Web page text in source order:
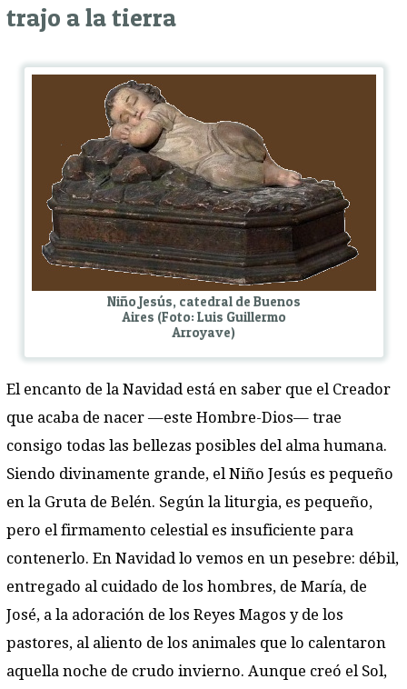
trajo a la tierra
Niño Jesús, catedral de Buenos
Aires (Foto: Luis Guillermo
Arroyave)
El encanto de la Navidad está en saber que el Creador
que acaba de nacer —este Hombre-Dios— trae
consigo todas las bellezas posibles del alma humana.
Siendo divinamente grande, el Niño Jesús es pequeño
en la Gruta de Belén. Según la liturgia, es pequeño,
pero el firmamento celestial es insuficiente para
contenerlo. En Navidad lo vemos en un pesebre: débil,
entregado al cuidado de los hombres, de María, de
José, a la adoración de los Reyes Magos y de los
pastores, al aliento de los animales que lo calentaron
aquella noche de crudo invierno. Aunque creó el Sol,